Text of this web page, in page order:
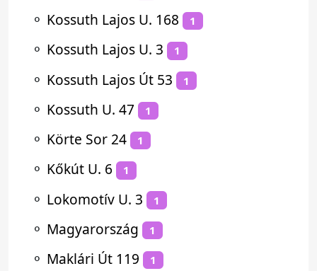
⚬ Kossuth Lajos U. 168 1
⚬ Kossuth Lajos U. 3 1
⚬ Kossuth Lajos Út 53 1
⚬ Kossuth U. 47 1
⚬ Körte Sor 24 1
⚬ Kőkút U. 6 1
⚬ Lokomotív U. 3 1
⚬ Magyarország 1
⚬ Maklári Út 119 1